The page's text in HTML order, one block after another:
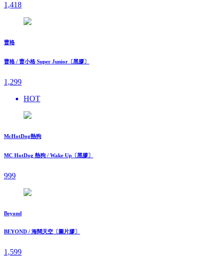
1,418
曹格
曹格 / 曹小格 Super Junior〔黑膠〕
1,299
HOT
McHotDog熱狗
MC HotDog 熱狗 / Wake Up〔黑膠〕
999
Beyond
BEYOND / 海闊天空〔圖片膠〕
1,599